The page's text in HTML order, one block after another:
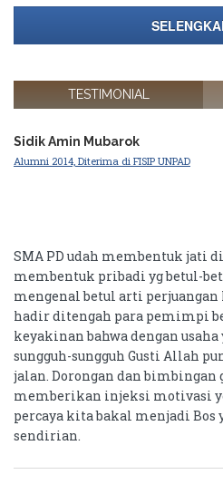
TESTIMONIAL
Sidik Amin Mubarok
Alumni 2014, Diterima di FISIP UNPAD
SMA PD udah membentuk jati
membentuk pribadi yg betul-
mengenal betul arti perjuangan
hadir ditengah para pemimpi
keyakinan bahwa dengan usaha
sungguh-sungguh Gusti Allah
jalan. Dorongan dan bimbingan
memberikan injeksi motivasi
percaya kita bakal menjadi Bos
sendirian.